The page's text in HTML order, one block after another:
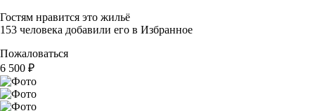
Гостям нравится это жильё
153 человека добавили его в Избранное
Пожаловаться
6 500 ₽